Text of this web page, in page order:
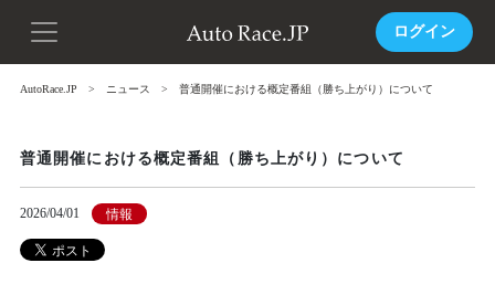
ログイン
AutoRace.JP ニュース 普通開催における概定番組（勝ち上がり）について
普通開催における概定番組（勝ち上がり）について
2026/04/01 情報